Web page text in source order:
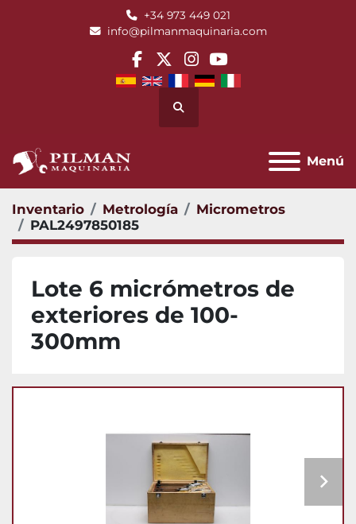
+34 973 449 021
info@pilmanmaquinaria.com
facebook
twitterinstagram
youtube
Buscar
Menú
Inventario Metrología
Micrometros
PAL2497850185
Lote 6 micrómetros de
exteriores de 100-
300mm